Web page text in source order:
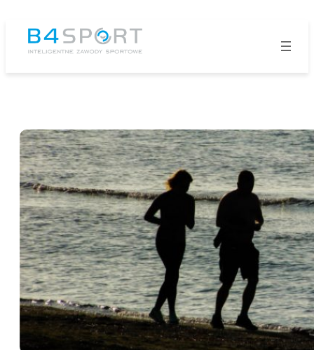
Przejdź